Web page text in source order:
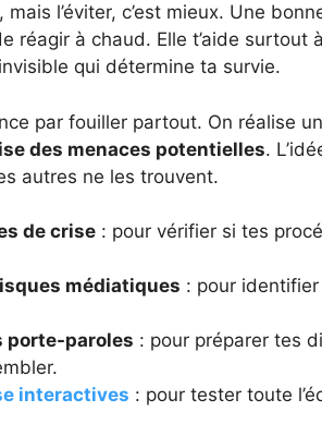
mais l’éviter, c’est mieux. Une
réagir à chaud. Elle t’aide surtout
qui détermine ta survie.
par fouiller partout. On réalise un
des menaces potentielles.
autres ne les trouvent.
de crise : pour vérifier si tes
médiatiques : pour
porte-paroles : pour préparer tes
interactives : pour tester toute